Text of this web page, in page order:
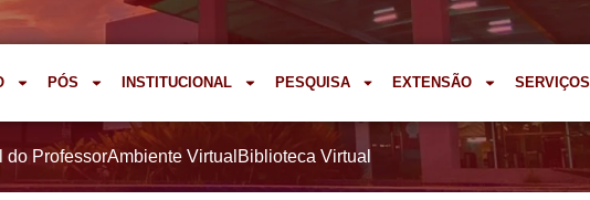
PÓS INSTITUCIONAL PESQUISA EXTENSÃO SERVIÇOS
do ProfessorAmbiente Virtual Biblioteca Virtual